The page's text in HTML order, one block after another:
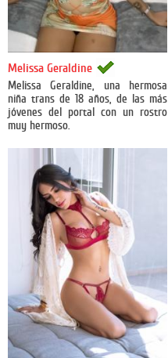
Melissa Geraldine
Melissa Geraldine, una hermosa
niña trans de 18 años, de las más
jóvenes del portal con un rostro
muy hermoso.